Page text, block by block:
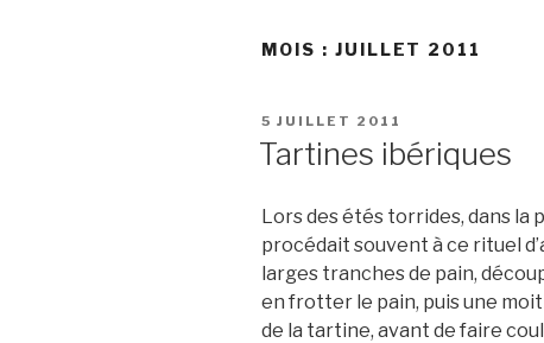
MOIS : JUILLET 2011
PUBLIÉ
5 JUILLET 2011
Tartines ibériques
Lors des étés torrides, dans la
procédait souvent à ce rituel
larges tranches de pain,
en frotter le pain, puis une
de la tartine, avant de faire